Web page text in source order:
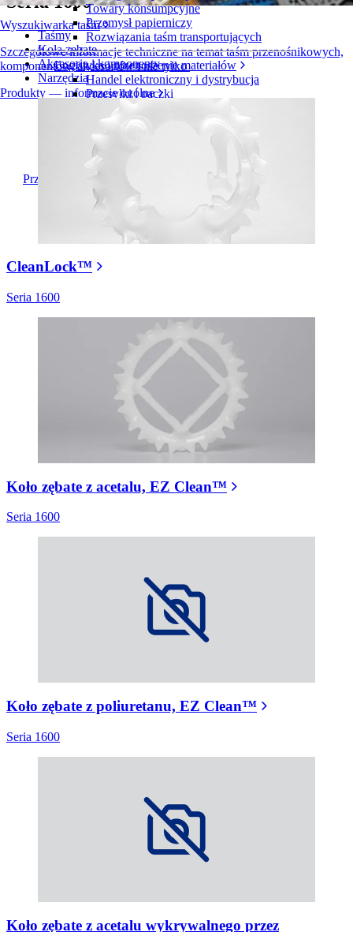
Wyszukiwarka taśm
Szczegółowe informacje techniczne na temat taśm przenośnikowych,
komponentów, akcesoriów i nie tylko
Produkty — informacje ogólne
Towary konsumpcyjne
Przemysł papierniczy
Rozwiązania taśm transportujących
Logistyka i przenoszenie materiałów
Handel elektroniczny i dystrybucja
Przesyłki i paczki
Przemysł oponiarski i motoryzacyjny
Opony
Przemysł motoryzacyjny
Akumulatory do pojazdów elektrycznych
Przemysł
Przegląd branż
Taśmy
Koła zębate
Akcesoria i komponenty
Narzędzia
CleanLock™
Seria 1600
Koło zębate z acetalu, EZ Clean™
Seria 1600
Koło zębate z poliuretanu, EZ Clean™
Seria 1600
Koło zębate z acetalu wykrywalnego przez